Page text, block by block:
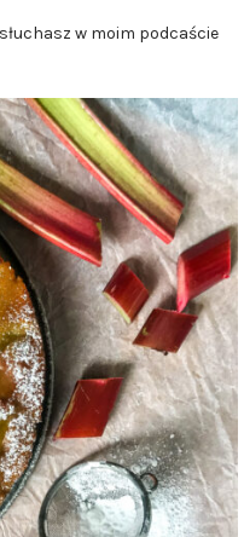
w moim podcaście